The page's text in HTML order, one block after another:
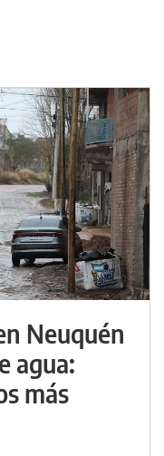
Neuquén
agua:
más